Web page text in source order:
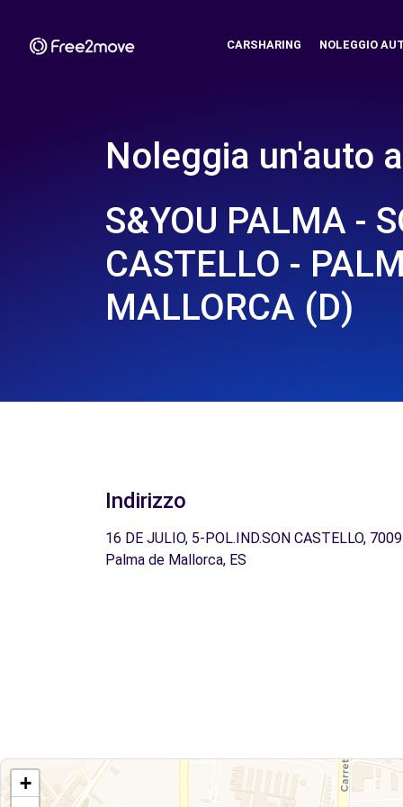
CARSHARING NOLEGGIO
Noleggia un'auto a
S&YOU PALMA -
CASTELLO -
MALLORCA (D)
Indirizzo
16 DE JULIO, 5-POL.IND.SON CASTELLO, 7009
Palma de Mallorca, ES
+